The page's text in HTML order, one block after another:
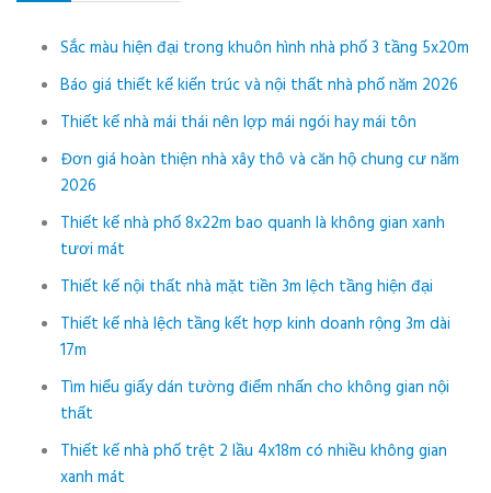
Sắc màu hiện đại trong khuôn hình nhà phố 3 tầng 5x20m
Báo giá thiết kế kiến trúc và nội thất nhà phố năm 2026
Thiết kế nhà mái thái nên lợp mái ngói hay mái tôn
Đơn giá hoàn thiện nhà xây thô và căn hộ chung cư năm
2026
Thiết kế nhà phố 8x22m bao quanh là không gian xanh
tươi mát
Thiết kế nội thất nhà mặt tiền 3m lệch tầng hiện đại
Thiết kế nhà lệch tầng kết hợp kinh doanh rộng 3m dài
17m
Tìm hiểu giấy dán tường điểm nhấn cho không gian nội
thất
Thiết kế nhà phố trệt 2 lầu 4x18m có nhiều không gian
xanh mát